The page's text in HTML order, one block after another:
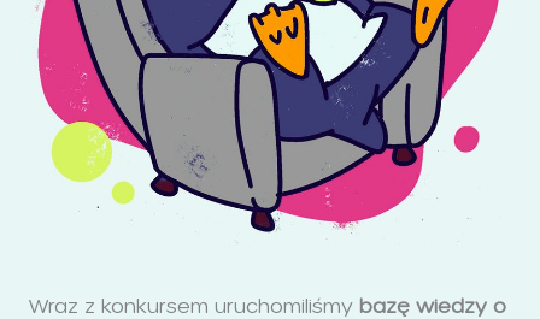
Wraz z konkursem uruchomiliśmy bazę wiedzy o